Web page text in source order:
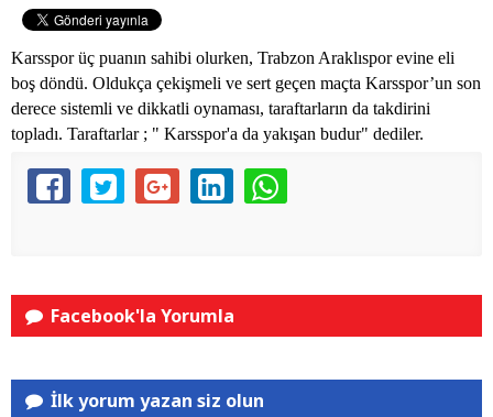
Karsspor üç puanın sahibi olurken, Trabzon Araklıspor evine eli
boş döndü. Oldukça çekişmeli ve sert geçen maçta Karsspor’un son
derece sistemli ve dikkatli oynaması, taraftarların da takdirini
topladı. Taraftarlar ; " Karsspor'a da yakışan budur" dediler.
Facebook'la Yorumla
İlk yorum yazan siz olun